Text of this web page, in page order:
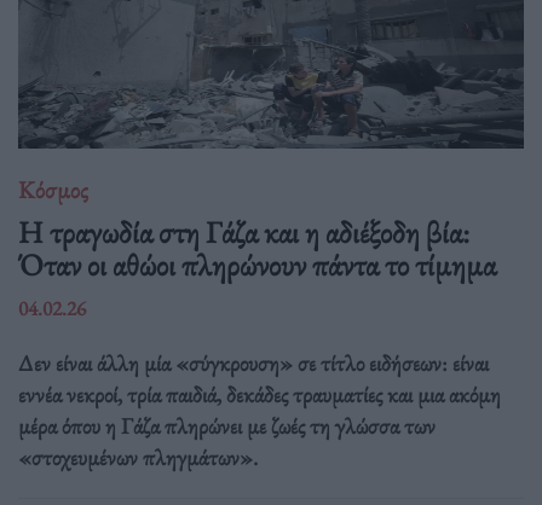
Κόσμος
Η τραγωδία στη Γάζα και η αδιέξοδη βία:
Όταν οι αθώοι πληρώνουν πάντα το τίμημα
04.02.26
Δεν είναι άλλη μία «σύγκρουση» σε τίτλο ειδήσεων: είναι
εννέα νεκροί, τρία παιδιά, δεκάδες τραυματίες και μια ακόμη
μέρα όπου η Γάζα πληρώνει με ζωές τη γλώσσα των
«στοχευμένων πληγμάτων».